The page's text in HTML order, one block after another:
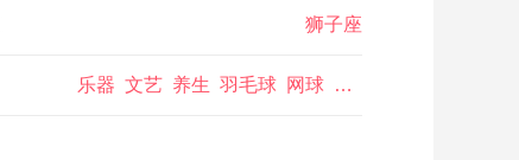
狮子座
乐器 文艺 养生 羽毛球 网球 摄影 唱歌 跳舞